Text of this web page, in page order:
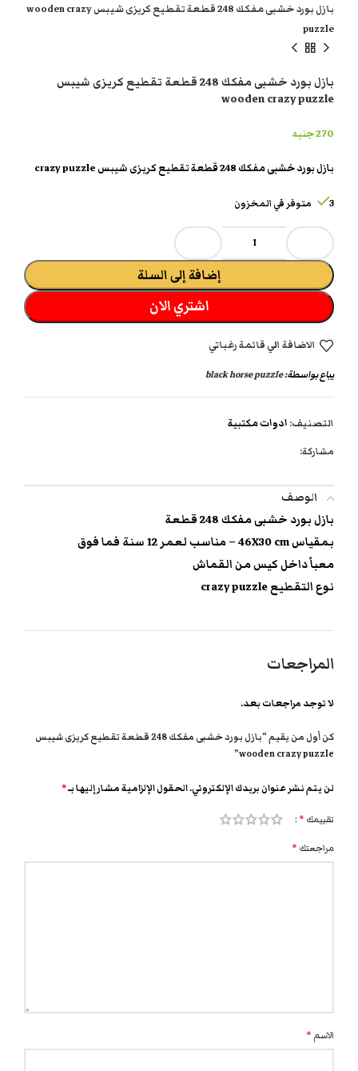
بازل بورد خشبى مفكك 248 قطعة تقطيع كريزى شيبس wooden crazy
puzzle
بازل بورد خشبى مفكك 248 قطعة تقطيع كريزى شيبس
wooden crazy puzzle
270جنيه
بازل بورد خشبى مفكك 248 قطعة تقطيع كريزى شيبس crazy puzzle
3 متوفر في المخزون
إضافة إلى السلة
اشتري الان
الاضافة الي قائمة رغباتي
يباع بواسطة:black horse puzzle
التصنيف: ادوات مكتبية
مشاركة:
الوصف
بازل بورد خشبى مفكك 248 قطعة
بمقياس 46X30 cm – مناسب لعمر 12 سنة فما فوق
معبأ داخل كيس من القماش
نوع التقطيع crazy puzzle
المراجعات
لا توجد مراجعات بعد.
كن أول من يقيم “بازل بورد خشبى مفكك 248 قطعة تقطيع كريزى شيبس
wooden crazy puzzle”
لن يتم نشر عنوان بريدك الإلكتروني.الحقول الإلزامية مشار إليها بـ*
تقييمك *
مراجعتك *
الاسم *